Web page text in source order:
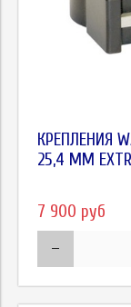
КРЕПЛЕНИЯ
25,4 ММ
7 900 руб